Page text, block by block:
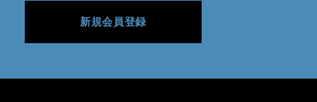
新規会員登録